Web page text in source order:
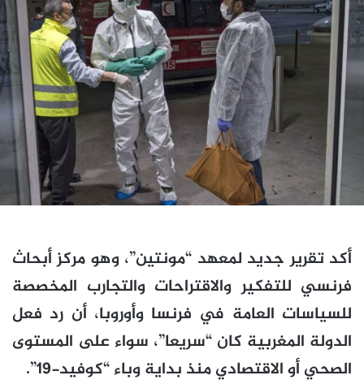
أكد تقرير جديد لمعهد “مونتين”، وهو مركز أبحاث
فرنسي للتفكير والاقتراحات والتجارب المخصصة
للسياسات العامة في فرنسا وأوروبا، أن رد فعل
الدولة المغربية كان “سريعا”، سواء على المستوى
الصحي أو الاقتصادي منذ بداية وباء “كوفيد-19”.